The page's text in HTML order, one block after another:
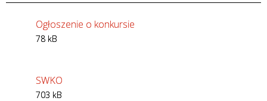
Ogłoszenie o konkursie
78 kB
SWKO
703 kB